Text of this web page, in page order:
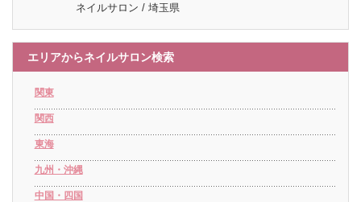
ネイルサロン / 埼玉県
エリアからネイルサロン検索
関東
関西
東海
九州・沖縄
中国・四国